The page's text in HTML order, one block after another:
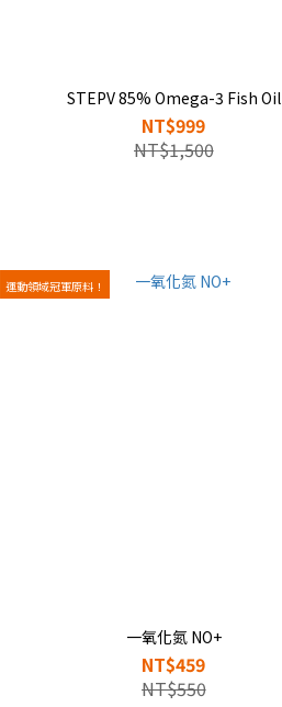
STEPV 85% Omega-3 Fish Oil
NT$999
NT$1,500
運動領域冠軍原料！
一氧化氮 NO+
NT$459
NT$550